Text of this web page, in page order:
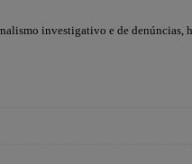
investigativo e de denúncias,